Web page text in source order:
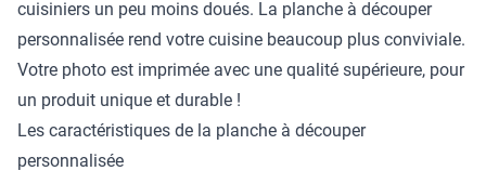
cuisiniers un peu moins doués. La planche à découper
personnalisée rend votre cuisine beaucoup plus conviviale.
Votre photo est imprimée avec une qualité supérieure, pour
un produit unique et durable !
Les caractéristiques de la planche à découper
personnalisée